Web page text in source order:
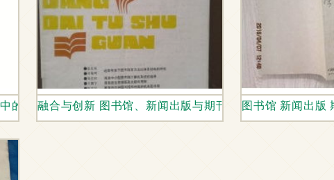
的行业变革
融合与创新 图书馆、新闻出版与期刊出版的协同发展路径
图书馆 新闻出版